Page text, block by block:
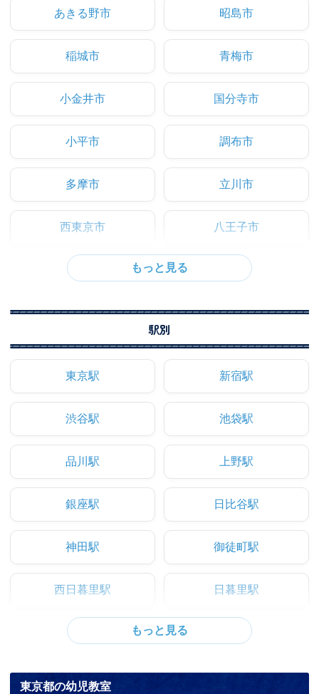
あきる野市 昭島市
稲城市 青梅市
小金井市 国分寺市
小平市 調布市
多摩市 立川市
西東京市 八王子市
駅別
東京駅 新宿駅
渋谷駅 池袋駅
品川駅 上野駅
銀座駅 日比谷駅
神田駅 御徒町駅
西日暮里駅 日暮里駅
東京都の幼児教室